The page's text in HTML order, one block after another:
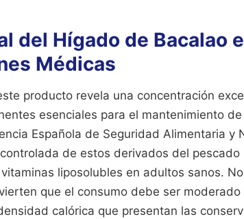
del Hígado de Bacalao
Médicas
producto revela una concentración
esenciales para el mantenimiento
Española de Seguridad Alimentaria y
de estos derivados del pescado
liposolubles en adultos sanos.
que el consumo debe ser
calórica que presentan las